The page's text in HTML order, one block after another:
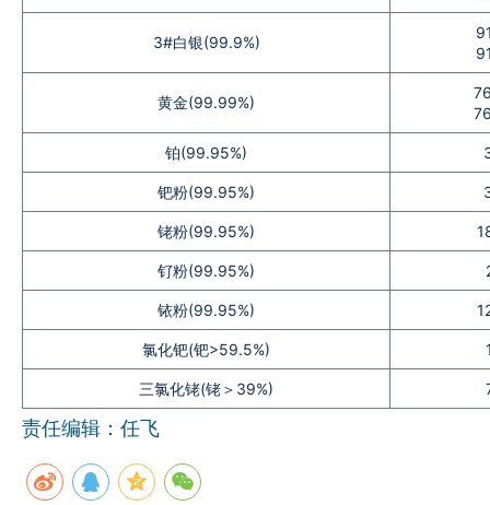
行情报价
3#白银(99.9%)
黄金(99.99%)
铂(99.95%)
钯粉(99.95%)
铑粉(99.95%)
钌粉(99.95%)
铱粉(99.95%)
氯化钯(钯>59.5%)
三氯化铑(铑＞39%)
责任编辑：任飞